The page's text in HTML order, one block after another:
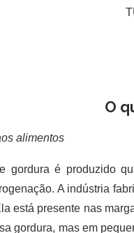
O
alimentos
é produzido
A indústria
está presente nas
gordura, mas em